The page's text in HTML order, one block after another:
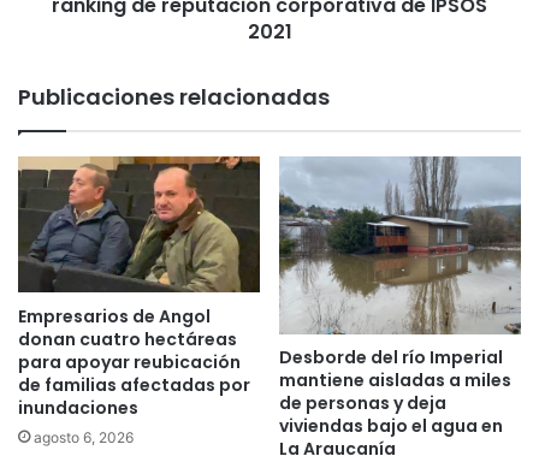
s
e
g
u
n
o
u
g
a
r
d
e
ranking de reputación corporativa de IPSOS
2021
Publicaciones relacionadas
Empresarios de Angol
donan cuatro hectáreas
para apoyar reubicación
de familias afectadas por
inundaciones
agosto 6, 2026
Desborde del río Imperial
mantiene aisladas a miles
de personas y deja
viviendas bajo el agua en
La Araucanía